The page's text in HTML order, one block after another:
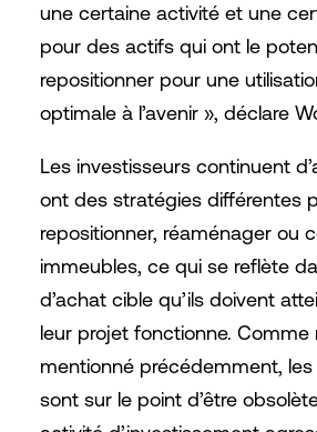
une certaine activité et une
pour des actifs qui ont le
repositionner pour une
optimale à l’avenir », déclare
Les investisseurs continuent
ont des stratégies différentes
repositionner, réaménager ou
immeubles, ce qui se reflète
d’achat cible qu’ils doivent
leur projet fonctionne. Comme
mentionné précédemment,
sont sur le point d’être